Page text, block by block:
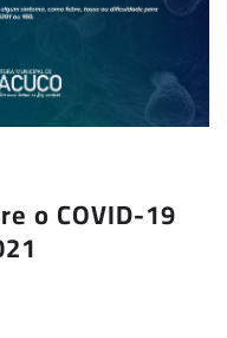
o COVID-19